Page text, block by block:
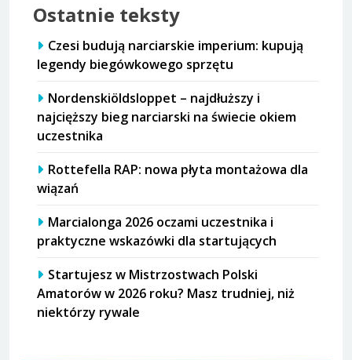
Ostatnie teksty
Czesi budują narciarskie imperium: kupują
legendy biegówkowego sprzętu
Nordenskiöldsloppet – najdłuższy i
najcięższy bieg narciarski na świecie okiem
uczestnika
Rottefella RAP: nowa płyta montażowa dla
wiązań
Marcialonga 2026 oczami uczestnika i
praktyczne wskazówki dla startujących
Startujesz w Mistrzostwach Polski
Amatorów w 2026 roku? Masz trudniej, niż
niektórzy rywale